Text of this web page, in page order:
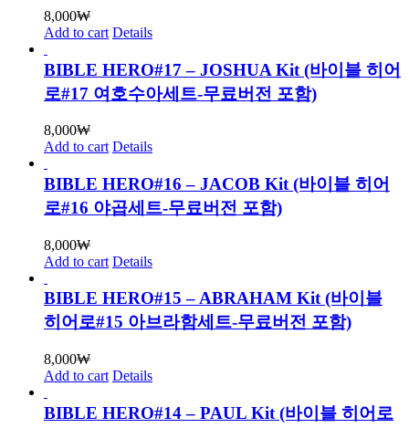
8,000₩
Add to cart Details
BIBLE HERO#17 – JOSHUA Kit (바이블 히어
로#17 여호수아세트-무료버전 포함)
8,000₩
Add to cart Details
BIBLE HERO#16 – JACOB Kit (바이블 히어
로#16 야곱세트-무료버전 포함)
8,000₩
Add to cart Details
BIBLE HERO#15 – ABRAHAM Kit (바이블
히어로#15 아브라함세트-무료버전 포함)
8,000₩
Add to cart Details
BIBLE HERO#14 – PAUL Kit (바이블 히어로